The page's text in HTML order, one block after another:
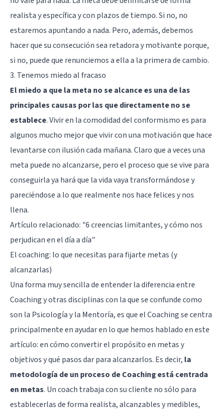
realista y específica y con plazos de tiempo. Si no, no
estaremos apuntando a nada. Pero, además, debemos
hacer que su consecución sea retadora y motivante porque,
si no, puede que renunciemos a ella a la primera de cambio.
3. Tenemos miedo al fracaso
El miedo a que la meta no se alcance es una de las
principales causas por las que directamente no se
establece. Vivir en la comodidad del conformismo es para
algunos mucho mejor que vivir con una motivación que hace
levantarse con ilusión cada mañana. Claro que a veces una
meta puede no alcanzarse, pero el proceso que se vive para
conseguirla ya hará que la vida vaya transformándose y
pareciéndose a lo que realmente nos hace felices y nos
llena.
Artículo relacionado: "6 creencias limitantes, y cómo nos
perjudican en el día a día"
El coaching: lo que necesitas para fijarte metas (y
alcanzarlas)
Una forma muy sencilla de entender la diferencia entre
Coaching y otras disciplinas con la que se confunde como
son la Psicología y la Mentoría, es que el Coaching se centra
principalmente en ayudar en lo que hemos hablado en este
artículo: en cómo convertir el propósito en metas y
objetivos y qué pasos dar para alcanzarlos. Es decir, la
metodología de un proceso de Coaching está centrada
en metas. Un coach trabaja con su cliente no sólo para
establecerlas de forma realista, alcanzables y medibles,